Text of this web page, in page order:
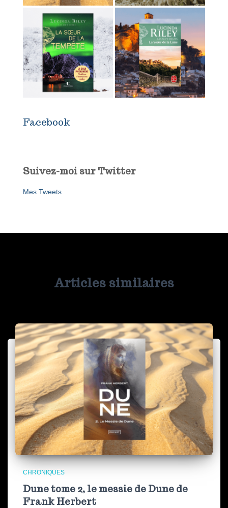
Facebook
Suivez-moi sur Twitter
Mes Tweets
Articles similaires
CHRONIQUES
Dune tome 2, le messie de Dune de
Frank Herbert